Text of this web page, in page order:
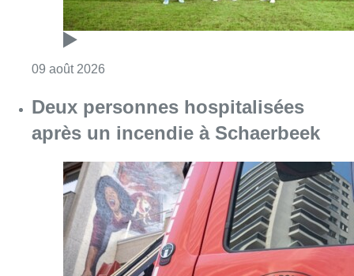
09 août 2026
Deux personnes hospitalisées
après un incendie à Schaerbeek